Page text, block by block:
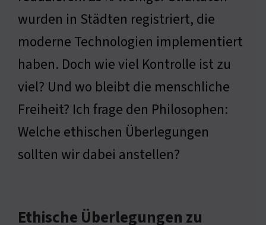
wurden in Städten registriert, die
moderne Technologien implementiert
haben. Doch wie viel Kontrolle ist zu
viel? Und wo bleibt die menschliche
Freiheit? Ich frage den Philosophen:
Welche ethischen Überlegungen
sollten wir dabei anstellen?
Ethische Überlegungen zu